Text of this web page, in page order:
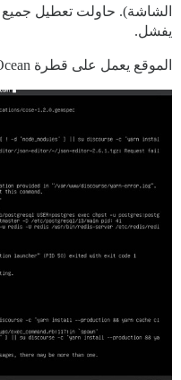
الشاشة). حاولت تعطيل جميع
يفشل.
الموقع يعمل على قطرة Digital Ocean مع خادم بريد Malign.